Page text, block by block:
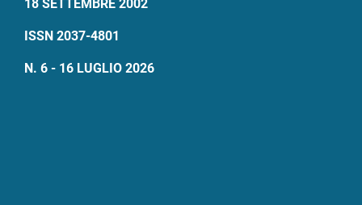
18 SETTEMBRE 2002
ISSN 2037-4801
N. 6 - 16 LUGLIO 2026